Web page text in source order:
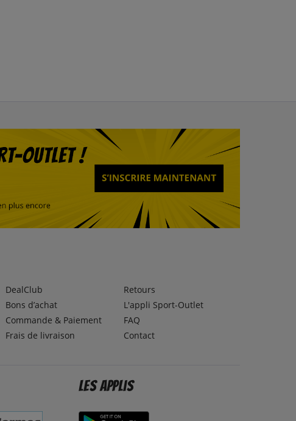
DealClub
Bons d’achat
Commande & Paiement
Frais de livraison
Retours
L'appli Sport-Outlet
FAQ
Contact
Les applis